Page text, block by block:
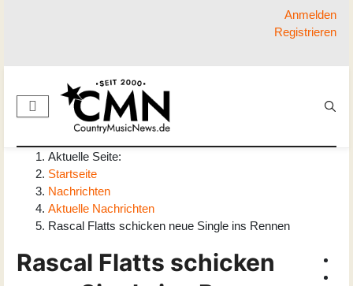
Anmelden
Registrieren
Aktuelle Seite:
Startseite
Nachrichten
Aktuelle Nachrichten
Rascal Flatts schicken neue Single ins Rennen
Rascal Flatts schicken